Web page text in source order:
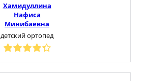
Хамидуллина
Нафиса
Минибаевна
детский ортопед